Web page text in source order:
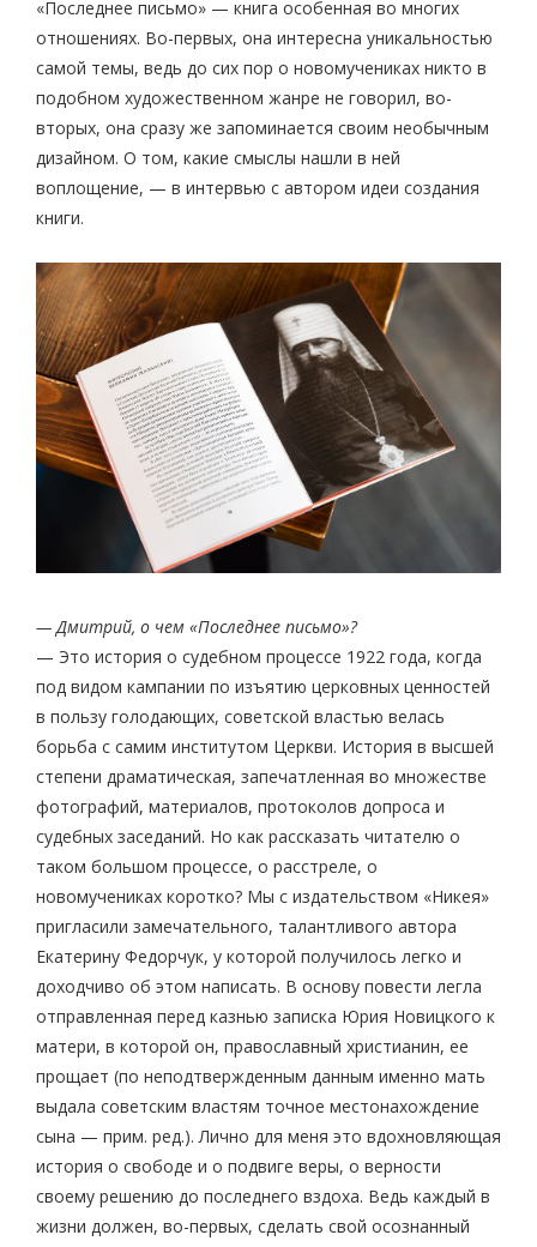
«Последнее письмо» — книга особенная во многих
отношениях. Во-первых, она интересна уникальностью
самой темы, ведь до сих пор о новомучениках никто в
подобном художественном жанре не говорил, во-
вторых, она сразу же запоминается своим необычным
дизайном. О том, какие смыслы нашли в ней
воплощение, — в интервью с автором идеи создания
книги.
— Дмитрий, о чем «Последнее письмо»?
— Это история о судебном процессе 1922 года, когда
под видом кампании по изъятию церковных ценностей
в пользу голодающих, советской властью велась
борьба с самим институтом Церкви. История в высшей
степени драматическая, запечатленная во множестве
фотографий, материалов, протоколов допроса и
судебных заседаний. Но как рассказать читателю о
таком большом процессе, о расстреле, о
новомучениках коротко? Мы с издательством «Никея»
пригласили замечательного, талантливого автора
Екатерину Федорчук, у которой получилось легко и
доходчиво об этом написать. В основу повести легла
отправленная перед казнью записка Юрия Новицкого к
матери, в которой он, православный христианин, ее
прощает (по неподтвержденным данным именно мать
выдала советским властям точное местонахождение
сына — прим. ред.). Лично для меня это вдохновляющая
история о свободе и о подвиге веры, о верности
своему решению до последнего вздоха. Ведь каждый в
жизни должен, во-первых, сделать свой осознанный